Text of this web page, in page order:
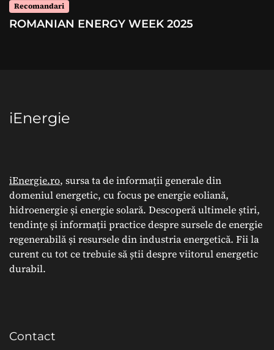
Recomandari
ROMANIAN ENERGY WEEK 2025
iEnergie
iEnergie.ro, sursa ta de informații generale din
domeniul energetic, cu focus pe energie eoliană,
hidroenergie și energie solară. Descoperă ultimele știri,
tendințe și informații practice despre sursele de energie
regenerabilă și resursele din industria energetică. Fii la
curent cu tot ce trebuie să știi despre viitorul energetic
durabil.
Contact